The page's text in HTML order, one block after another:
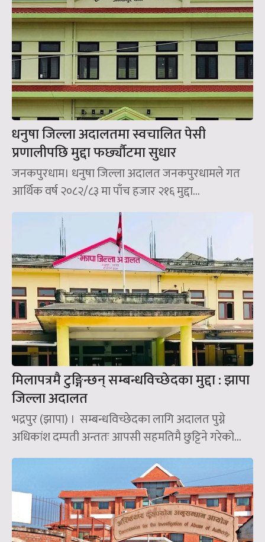
धनुषा जिल्ला अदालतमा स्वचालित पेसी
प्रणालीपछि मुद्दा फर्छ्यौटमा सुधार
जनकपुरधाम। धनुषा जिल्ला अदालत जनकपुरधामले गत
आर्थिक वर्ष २०८२/८३ मा पाँच हजार २१६ मुद्दा...
मिलापत्रमै टुङ्गिन्छन् सम्बन्धविच्छेदका मुद्दा : झापा
जिल्ला अदालत
भद्रपुर (झापा) । सम्बन्धविच्छेदका लागि अदालत पुग्ने
अधिकांश दम्पती अन्ततः आपसी सहमतिमै छुट्टिने गरेको...